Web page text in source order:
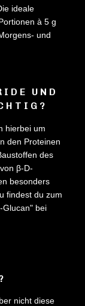
ideale
à 5 g
und
UND
hierbei um
den Proteinen
des
β-D-
besonders
findest du zum
Glucan" bei
nicht diese